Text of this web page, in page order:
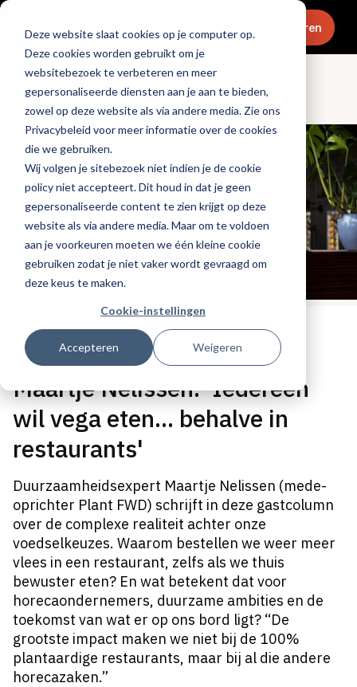
Deze website slaat cookies op je computer op.
Deze cookies worden gebruikt om je
websitebezoek te verbeteren en meer
gepersonaliseerde diensten aan je aan te bieden,
zowel op deze website als via andere media. Zie ons
Privacybeleid voor meer informatie over de cookies
die we gebruiken.
Wij volgen je sitebezoek niet indien je de cookie
policy niet accepteert. Dit houd in dat je geen
gepersonaliseerde content te zien krijgt op deze
website als via andere media. Maar om te voldoen
aan je voorkeuren moeten we één kleine cookie
gebruiken zodat je niet vaker wordt gevraagd om
deze keus te maken.
Cookie-instellingen
Accepteren Weigeren
Menu Abonneren
Columns
Tags:plantaardig,duurzaamheid
Gepubliceerd op: 11 augustus 2025
Maartje Nelissen: 'Iedereen
wil vega eten... behalve in
restaurants'
Duurzaamheidsexpert Maartje Nelissen (mede-
oprichter Plant FWD) schrijft in deze gastcolumn
over de complexe realiteit achter onze
voedselkeuzes. Waarom bestellen we weer meer
vlees in een restaurant, zelfs als we thuis
bewuster eten? En wat betekent dat voor
horecaondernemers, duurzame ambities en de
toekomst van wat er op ons bord ligt? “De
grootste impact maken we niet bij de 100%
plantaardige restaurants, maar bij al die andere
horecazaken.”